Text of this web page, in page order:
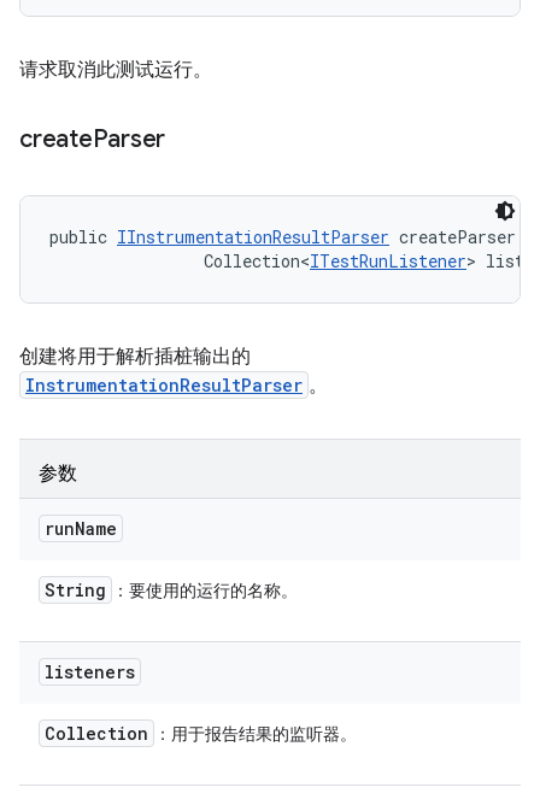
请求取消此测试运行。
createParser
public IInstrumentationResultParser createParser
                Collection<
ITestRunListener>
创建将用于解析插桩输出的
InstrumentationResultParser 。
参数
runName
String ：要使用的运行的名称。
listeners
Collection ：用于报告结果的监听器。